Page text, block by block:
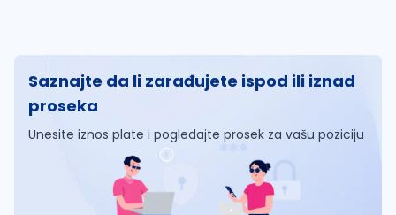
Saznajte da li zarađujete ispod ili iznad
proseka
Unesite iznos plate i pogledajte prosek za vašu poziciju